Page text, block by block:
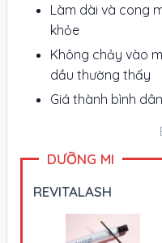
Làm dài và cong
khỏe
Không chảy vào
dầu thường thấy
Giá thành bình
DƯỠNG MI
REVITALASH